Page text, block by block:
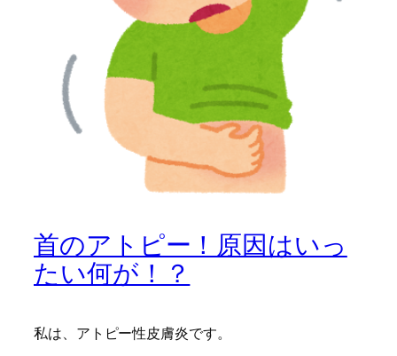
首のアトピー！原因はいっ
たい何が！？
私は、アトピー性皮膚炎です。